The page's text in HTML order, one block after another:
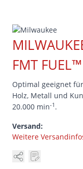
FMT FUEL™
Optimal geeignet
Holz, Metall und
20.000 min-1 .
Versand:
Weitere